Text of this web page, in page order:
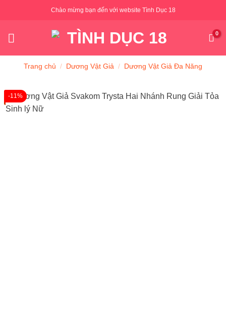
Chào mừng bạn đến với website Tình Dục 18
Trang chủ / Dương Vật Giả / Dương Vật Giả Đa Năng
-11%